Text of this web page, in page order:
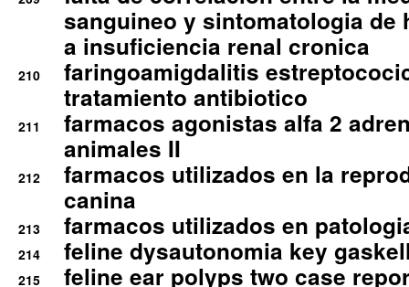
sanguineo y sintomatologia de
a insuficiencia renal cronica
210
faringoamigdalitis
tratamiento antibiotico
211
farmacos agonistas alfa 2
animales II
212
farmacos utilizados en la
canina
213 farmacos utilizados en
214 feline dysautonomia key
215
feline ear polyps two case